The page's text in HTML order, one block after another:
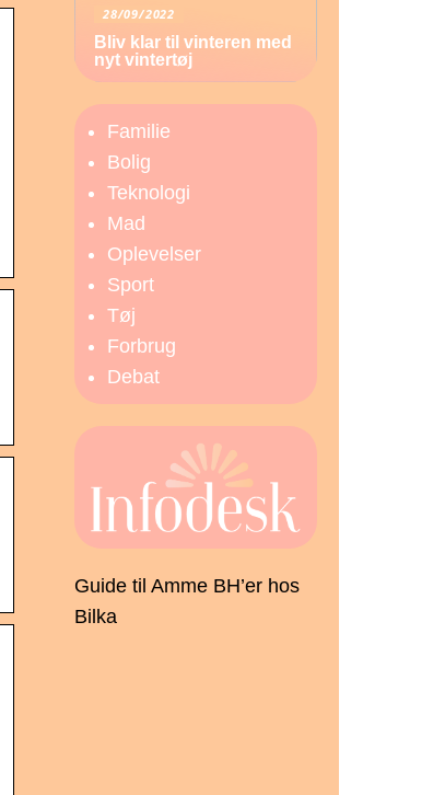
28/09/2022
Bliv klar til vinteren med
nyt vintertøj
Familie
Bolig
Teknologi
Mad
Oplevelser
Sport
Tøj
Forbrug
Debat
Guide til Amme BH’er hos
Bilka